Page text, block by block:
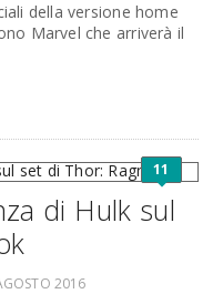
della versione home
Marvel che arriverà il
11
di Hulk sul
2016